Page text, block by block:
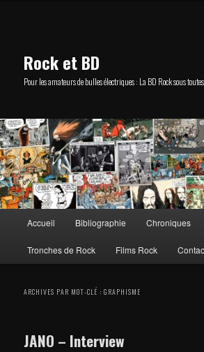
Rock et BD
Pour les amateurs de bulles électriques : La BD Rock sous
principal
Accueil Bibliographie Chroniques
Tronches de Rock Films Rock
ARCHIVES PAR MOT-CLÉ :GRAPHISME
JANO – Interview